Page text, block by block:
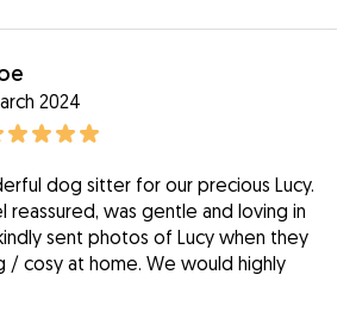
2024
dog sitter for our precious Lucy.
reassured, was gentle and loving in
sent photos of Lucy when they
/ cosy at home. We would highly